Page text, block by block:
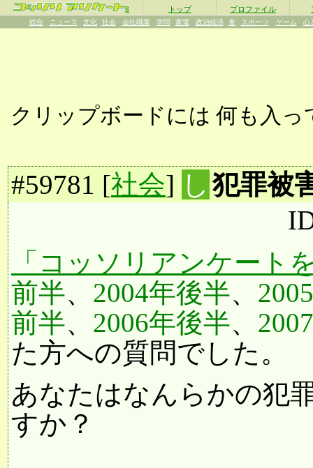
β トップ プロファイル
総合 ニュース 文化 社会 会社職業 学問 家電 政治経済 食 スポーツ ゲーム 心
クリップボードには 何も入っ
#59781 [社会] し 犯罪被
「コッソリアンケート
前半、 2004年後半、
前半、 2006年後半、
た方への質問でした。
あなたはなんらかの犯
すか？